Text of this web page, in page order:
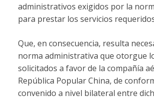
administrativos exigidos por la
para prestar los servicios
Que, en consecuencia, resulta
norma administrativa que otorgue
solicitados a favor de la compañía
República Popular China, de
convenido a nivel bilateral entre